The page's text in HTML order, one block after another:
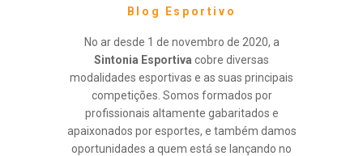
Blog Esportivo
No ar desde 1 de novembro de 2020, a
Sintonia Esportiva cobre diversas
modalidades esportivas e as suas principais
competições. Somos formados por
profissionais altamente gabaritados e
apaixonados por esportes, e também damos
oportunidades a quem está se lançando no